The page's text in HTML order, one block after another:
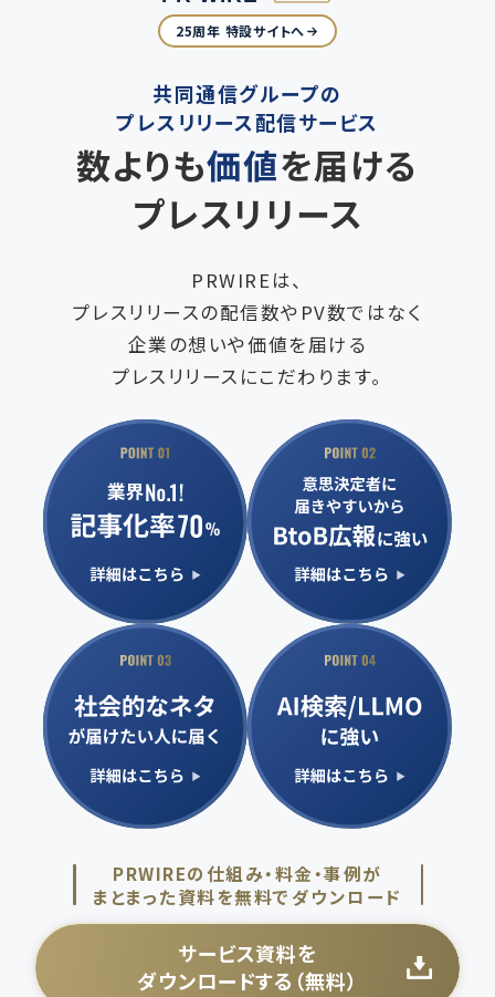
25周年 特設サイトへ
共同通信グループの
プレスリリース配信サービス
数よりも価値を届ける
プレスリリース
PRWIREは、
プレスリリースの配信数やPV数ではなく
企業の想いや価値を届ける
プレスリリースにこだわります。
PRWIREの仕組み・料金・事例が
まとまった資料を無料でダウンロード
サービス資料を
ダウンロードする（無料）